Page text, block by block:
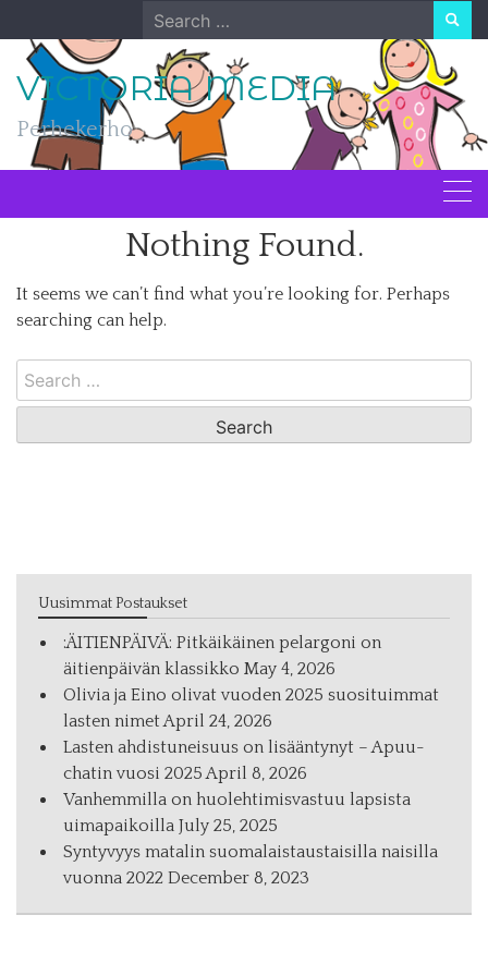
to
content
Search
for:
VICTORIA MEDIA
Perhekerho
Nothing Found.
It seems we can’t find what you’re looking for. Perhaps
searching can help.
Search
for:
Uusimmat Postaukset
:ÄITIENPÄIVÄ: Pitkäikäinen pelargoni on
äitienpäivän klassikko May 4, 2026
Olivia ja Eino olivat vuoden 2025 suosituimmat
lasten nimetApril 24, 2026
Las­ten ah­dis­tu­nei­suus on li­sään­ty­nyt – Apuu-
cha­tin vuo­si 2025 April 8, 2026
Vanhemmilla on huolehtimisvastuu lapsista
uimapaikoilla July 25, 2025
Syntyvyys matalin suomalaistaustaisilla naisilla
vuonna 2022 December 8, 2023